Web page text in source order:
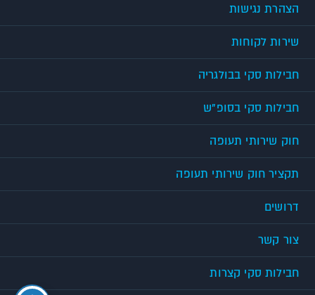
הצהרת נגישות
שירות לקוחות
חבילות סקי בבולגריה
חבילות סקי בסופ"ש
חוק שירותי תעופה
תקציר חוק שירותי תעופה
דרושים
צור קשר
חבילות סקי קצרות